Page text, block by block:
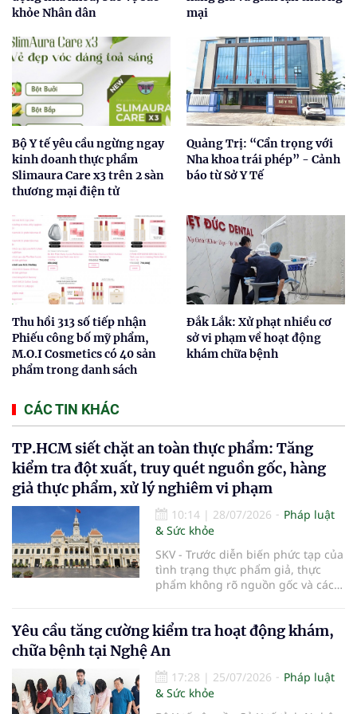
khỏe Nhân dân
mại
Bộ Y tế yêu cầu ngừng ngay
kinh doanh thực phẩm
Slimaura Care x3 trên 2 sàn
thương mại điện tử
Quảng Trị: “Cẩn trọng với
Nha khoa trái phép” - Cảnh
báo từ Sở Y Tế
Thu hồi 313 số tiếp nhận
Phiếu công bố mỹ phẩm,
M.O.I Cosmetics có 40 sản
phẩm trong danh sách
Đắk Lắk: Xử phạt nhiều cơ
sở vi phạm về hoạt động
khám chữa bệnh
CÁC TIN KHÁC
TP.HCM siết chặt an toàn thực phẩm: Tăng
kiểm tra đột xuất, truy quét nguồn gốc, hàng
giả thực phẩm, xử lý nghiêm vi phạm
10:14 | 28/07/2026
Pháp luật
& Sức khỏe
SKV - Trước diễn biến phức tạp của
tình trạng thực phẩm giả, thực
phẩm không rõ nguồn gốc và các
kế hoạch tăng cường bảo đảm an
toàn thực phẩm trên địa bàn năm
2026. Thành phố sẽ đẩy mạnh
thanh tra, kiểm tra đột xuất, siết
chặt quản lý tại các chợ đầu mối,
Yêu cầu tăng cường kiểm tra hoạt động khám,
chữa bệnh tại Nghệ An
17:28 | 25/07/2026
Pháp luật
& Sức khỏe